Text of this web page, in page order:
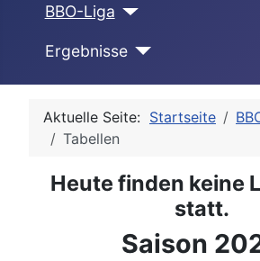
BBO-Liga
Ergebnisse
Aktuelle Seite: Startseite
Tabellen
Heute finden keine
statt.
Saison